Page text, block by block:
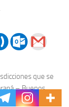
que se
– Buenos